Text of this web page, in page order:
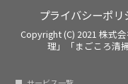
プライバシーポリ
Copyright (C) 2021 株式
理」「まごころ清